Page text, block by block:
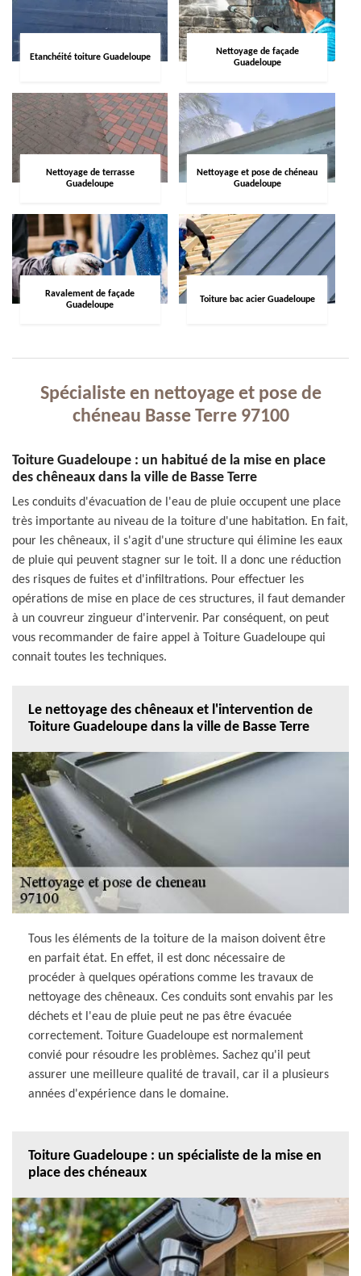
Etanchéité toiture Guadeloupe
Nettoyage de façade
Guadeloupe
Nettoyage de terrasse
Guadeloupe
Nettoyage et pose de chéneau
Guadeloupe
Ravalement de façade
Guadeloupe
Toiture bac acier Guadeloupe
Spécialiste en nettoyage et pose de
chéneau Basse Terre 97100
Toiture Guadeloupe : un habitué de la mise en place
des chêneaux dans la ville de Basse Terre
Les conduits d'évacuation de l'eau de pluie occupent une place
très importante au niveau de la toiture d'une habitation. En fait,
pour les chêneaux, il s'agit d'une structure qui élimine les eaux
de pluie qui peuvent stagner sur le toit. Il a donc une réduction
des risques de fuites et d'infiltrations. Pour effectuer les
opérations de mise en place de ces structures, il faut demander
à un couvreur zingueur d'intervenir. Par conséquent, on peut
vous recommander de faire appel à Toiture Guadeloupe qui
connait toutes les techniques.
Le nettoyage des chêneaux et l'intervention de
Toiture Guadeloupe dans la ville de Basse Terre
Tous les éléments de la toiture de la maison doivent être
en parfait état. En effet, il est donc nécessaire de
procéder à quelques opérations comme les travaux de
nettoyage des chêneaux. Ces conduits sont envahis par les
déchets et l'eau de pluie peut ne pas être évacuée
correctement. Toiture Guadeloupe est normalement
convié pour résoudre les problèmes. Sachez qu'il peut
assurer une meilleure qualité de travail, car il a plusieurs
années d'expérience dans le domaine.
Toiture Guadeloupe : un spécialiste de la mise en
place des chéneaux